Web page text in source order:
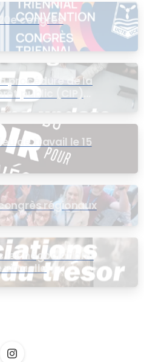
congrès
procédure de la
public (CIP)
de travail le 15
régionaux
les négociations
virtuelle